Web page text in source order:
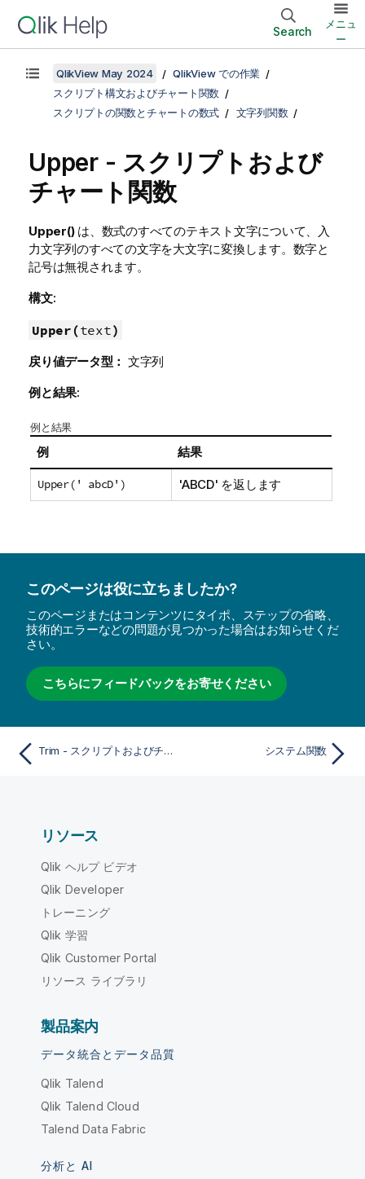
Search
メニュ
ー
QlikView May 2024
QlikView での作業
スクリプト構文およびチャート関数
スクリプトの関数とチャートの数式
文字列関数
Upper - スクリプトおよび
チャート関数
Upper()は、数式のすべてのテキスト文字について、入
力文字列のすべての文字を大文字に変換します。数字と
記号は無視されます。
構文:
Upper(text)
戻り値データ型： 文字列
例と結果:
例と結果
例 結果
Upper(' abcD') 'ABCD' を返します
このページは役に立ちましたか?
このページまたはコンテンツにタイポ、ステップの省略、
技術的エラーなどの問題が見つかった場合はお知らせくだ
さい。
こちらにフィードバックをお寄せください
Trim - スクリプトおよびチャート関数 システム関数
リソース
Qlik ヘルプ ビデオ
Qlik Developer
トレーニング
Qlik 学習
Qlik Customer Portal
リソース ライブラリ
製品案内
データ統合とデータ品質
Qlik Talend
Qlik Talend Cloud
Talend Data Fabric
分析と AI